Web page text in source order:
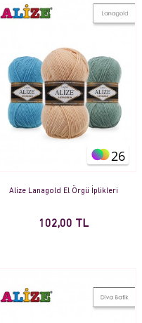
26
Alize Lanagold El Örgü İplikleri
102,00 TL